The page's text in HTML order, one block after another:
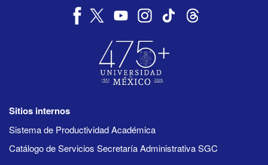
Sitios internos
Sistema de Productividad Académica
Catálogo de Servicios Secretaría Administrativa SGC